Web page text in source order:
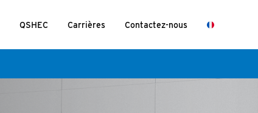
QSHEC Carrières Contactez-nous